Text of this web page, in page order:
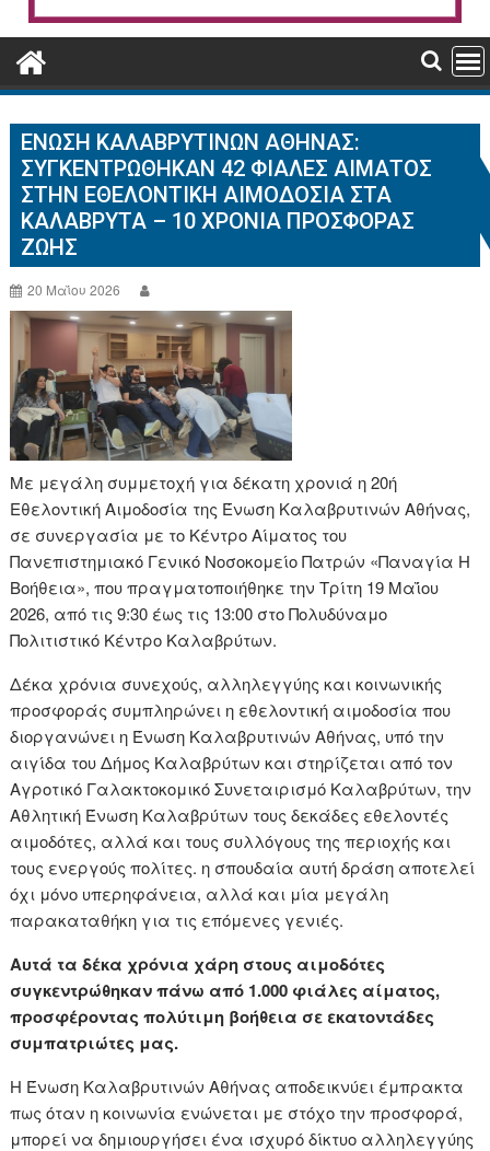
ΈΝΩΣΗ ΚΑΛΑΒΡΥΤΙΝΏΝ ΑΘΉΝΑΣ:
ΣΥΓΚΕΝΤΡΏΘΗΚΑΝ 42 ΦΙΆΛΕΣ ΑΊΜΑΤΟΣ
ΣΤΗΝ ΕΘΕΛΟΝΤΙΚΉ ΑΙΜΟΔΟΣΊΑ ΣΤΑ
ΚΑΛΆΒΡΥΤΑ – 10 ΧΡΌΝΙΑ ΠΡΟΣΦΟΡΆΣ
ΖΩΉΣ
20 Μαΐου 2026
Με μεγάλη συμμετοχή για δέκατη χρονιά η 20ή
Εθελοντική Αιμοδοσία της Ένωση Καλαβρυτινών Αθήνας,
σε συνεργασία με το Κέντρο Αίματος του
Πανεπιστημιακό Γενικό Νοσοκομείο Πατρών «Παναγία Η
Βοήθεια», που πραγματοποιήθηκε την Τρίτη 19 Μαΐου
2026, από τις 9:30 έως τις 13:00 στο Πολυδύναμο
Πολιτιστικό Κέντρο Καλαβρύτων.
Δέκα χρόνια συνεχούς, αλληλεγγύης και κοινωνικής
προσφοράς συμπληρώνει η εθελοντική αιμοδοσία που
διοργανώνει η Ένωση Καλαβρυτινών Αθήνας, υπό την
αιγίδα του Δήμος Καλαβρύτων και στηρίζεται από τον
Αγροτικό Γαλακτοκομικό Συνεταιρισμό Καλαβρύτων, την
Αθλητική Ένωση Καλαβρύτων τους δεκάδες εθελοντές
αιμοδότες, αλλά και τους συλλόγους της περιοχής και
τους ενεργούς πολίτες. η σπουδαία αυτή δράση αποτελεί
όχι μόνο υπερηφάνεια, αλλά και μία μεγάλη
παρακαταθήκη για τις επόμενες γενιές.
Αυτά τα δέκα χρόνια χάρη στους αιμοδότες
συγκεντρώθηκαν πάνω από 1.000 φιάλες αίματος,
προσφέροντας πολύτιμη βοήθεια σε εκατοντάδες
συμπατριώτες μας.
Η Ένωση Καλαβρυτινών Αθήνας αποδεικνύει έμπρακτα
πως όταν η κοινωνία ενώνεται με στόχο την προσφορά,
μπορεί να δημιουργήσει ένα ισχυρό δίκτυο αλληλεγγύης